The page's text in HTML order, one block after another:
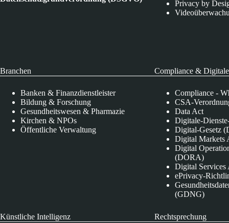
Privacy by
Branchen
Banken & Finanzdienstleister
Bildung & Forschung
Gesundheitswesen & Pharmazie
Kirchen & NPOs
Öffentliche Verwaltung
Compliance &
Compliance -
CSA-
Data Act
Digitale-
Digital-Gesetz
Digital Markets
Digital
(DORA)
Digital
ePrivacy-
(GDNG)
Künstliche Intelligenz Rechtsprechung